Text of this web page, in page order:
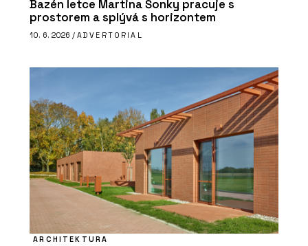
Bazén letce Martina Šonky pracuje s
prostorem a splývá s horizontem
10. 6. 2026 / ADVERTORIAL
ARCHITEKTURA